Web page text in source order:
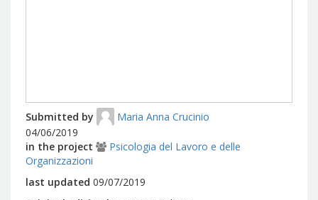
Submitted by
Maria Anna Crucinio
04/06/2019
in the project
Psicologia del Lavoro e delle
Organizzazioni
last updated 09/07/2019